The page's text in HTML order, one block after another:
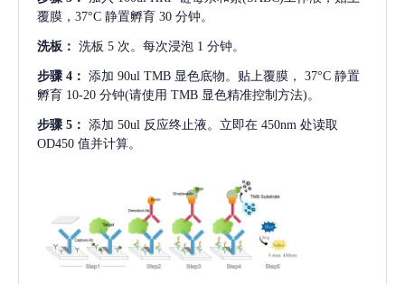
覆膜，37°C 静置孵育 30 分钟。
洗板： 洗板 5 次。每次浸泡 1 分钟。
步骤 4： 添加 90ul TMB 显色底物。贴上覆膜， 37°C 静置
孵育 10-20 分钟(请使用 TMB 显色精准控制方法)。
步骤 5： 添加 50ul 反应终止液。立即在 450nm 处读取
OD450 值并计算。